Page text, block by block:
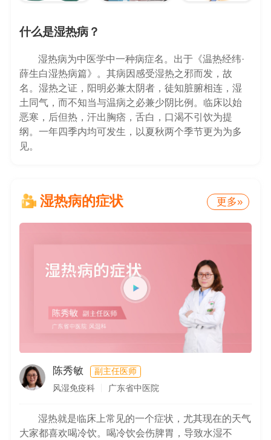
什么是湿热病？
湿热病为中医学中一种病症名。出于《温热经纬·
薛生白湿热病篇》。其病因感受湿热之邪而发，故
名。湿热之证，阳明必兼太阴者，徒知脏腑相连，湿
土同气，而不知当与温病之必兼少阴比例。临床以始
恶寒，后但热，汗出胸痞，舌白，口渴不引饮为提
纲。一年四季内均可发生，以夏秋两个季节更为为多
见。
湿热病的症状 更多»
00:00/0陈秀敏
副主任医师
风湿免疫科
广东省中医院
湿热就是临床上常见的一个症状，尤其现在的天气
大家都喜欢喝冷饮。喝冷饮会伤脾胃，导致水湿不